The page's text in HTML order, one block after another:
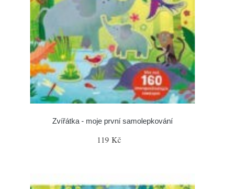
Zvířátka - moje první samolepkování
119 Kč